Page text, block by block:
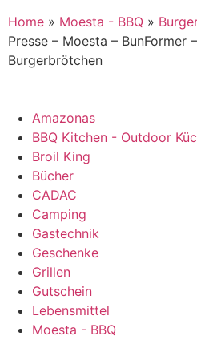
Home » Moesta - BBQ »
Presse – Moesta –
Burgerbrötchen
Amazonas
BBQ Kitchen - Outdoor
Broil King
Bücher
CADAC
Camping
Gastechnik
Geschenke
Grillen
Gutschein
Lebensmittel
Moesta - BBQ